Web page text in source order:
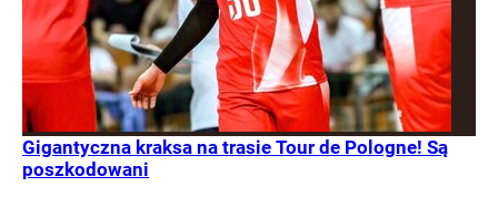
Gigantyczna kraksa na trasie Tour de Pologne! Są
poszkodowani